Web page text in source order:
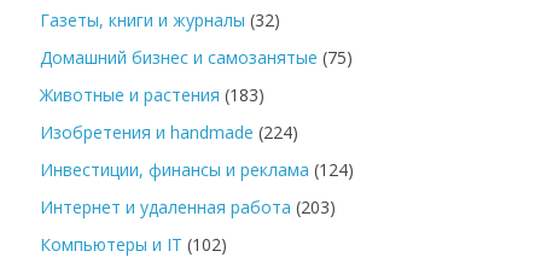
Газеты, книги и журналы (32)
Домашний бизнес и самозанятые (75)
Животные и растения (183)
Изобретения и handmade (224)
Инвестиции, финансы и реклама (124)
Интернет и удаленная работа (203)
Компьютеры и IT (102)